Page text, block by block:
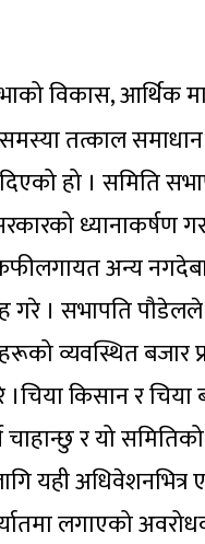
विकास,
तत्काल
हो । समिति
ध्यानाकर्षण
अन्य
। सभापति
व्यवस्थित
किसान र
चाहान्छु र यो
यही अधिवेशनभित्र
लगाएको